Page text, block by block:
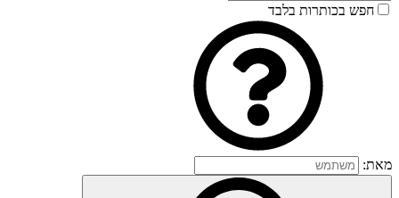
חפש בכותרות בלבד
מאת: